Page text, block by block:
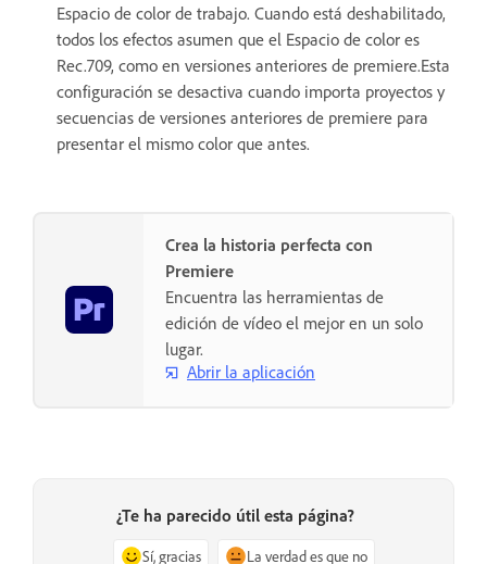
Espacio de color de trabajo. Cuando está deshabilitado,
todos los efectos asumen que el Espacio de color es
Rec.709, como en versiones anteriores de premiere.Esta
configuración se desactiva cuando importa proyectos y
secuencias de versiones anteriores de premiere para
presentar el mismo color que antes.
Crea la historia perfecta con
Premiere
Encuentra las herramientas de
edición de vídeo el mejor en un solo
lugar.
Abrir la aplicación
¿Te ha parecido útil esta página?
Sí, gracias La verdad es que no